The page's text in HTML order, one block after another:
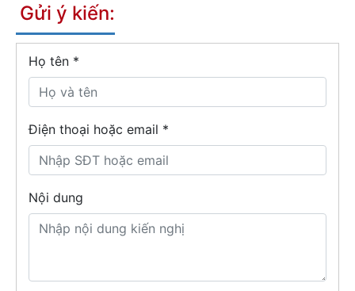
Gửi ý kiến:
Họ tên *
Điện thoại hoặc email *
Nội dung